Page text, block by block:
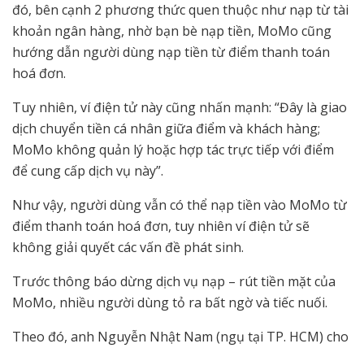
đó, bên cạnh 2 phương thức quen thuộc như nạp từ tài
khoản ngân hàng, nhờ bạn bè nạp tiền, MoMo cũng
hướng dẫn người dùng nạp tiền từ điểm thanh toán
hoá đơn.
Tuy nhiên, ví điện tử này cũng nhấn mạnh: “Đây là giao
dịch chuyển tiền cá nhân giữa điểm và khách hàng;
MoMo không quản lý hoặc hợp tác trực tiếp với điểm
để cung cấp dịch vụ này”.
Như vậy, người dùng vẫn có thể nạp tiền vào MoMo từ
điểm thanh toán hoá đơn, tuy nhiên ví điện tử sẽ
không giải quyết các vấn đề phát sinh.
Trước thông báo dừng dịch vụ nạp – rút tiền mặt của
MoMo, nhiều người dùng tỏ ra bất ngờ và tiếc nuối.
Theo đó, anh Nguyễn Nhật Nam (ngụ tại TP. HCM) cho